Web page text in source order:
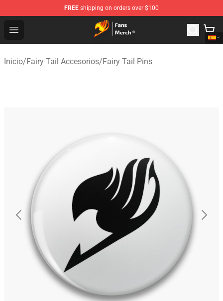
FREE shipping on orders over $100
Open menu
Fairy Tail Store - Official Fairy Tail Merchandise Shop
Inicio/Fairy Tail Accesorios/Fairy Tail Pins